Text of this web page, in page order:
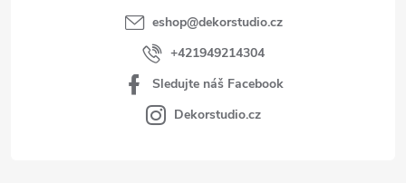
eshop@dekorstudio.cz
+421949214304
Sledujte náš Facebook
Dekorstudio.cz